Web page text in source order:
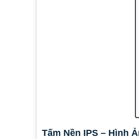
Tấm Nền IPS – Hình